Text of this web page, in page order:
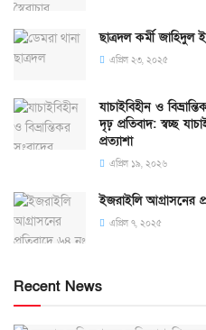
ছাত্রদল কর্মী
এপ্রিল ২৩, ২০২৫
যাচাইবিহীন ও
দৃঢ় প্রতিবাদ: স্বচ্ছ
প্রত্যাশা
এপ্রিল ১৯, ২০২৬
ইজরাইলি আগ্রাসনের
এপ্রিল ৭, ২০২৫
Recent News